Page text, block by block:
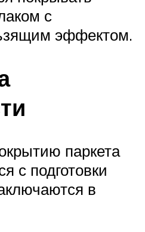
с
эффектом.
паркета
с подготовки
в